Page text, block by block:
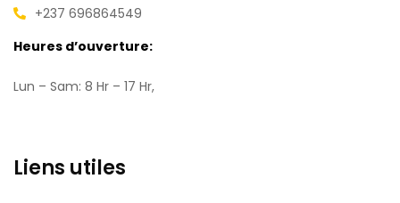
+237 696864549
Heures d’ouverture:
Lun – Sam: 8 Hr – 17 Hr,
Liens utiles